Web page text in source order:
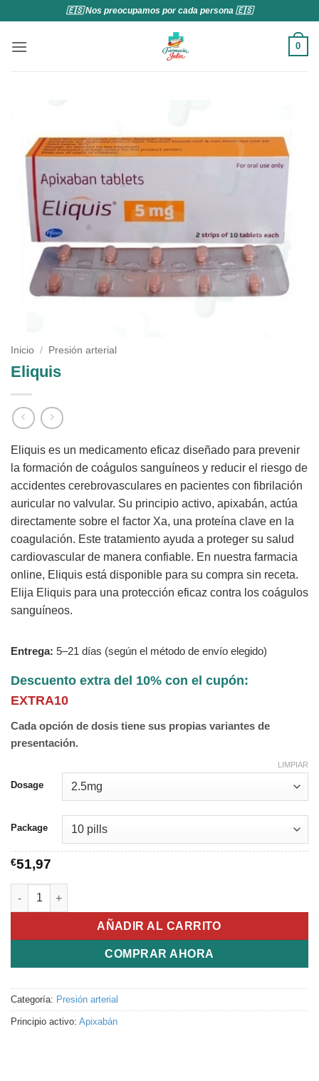
contenido
🇪🇸 Nos preocupamos por cada persona 🇪🇸
0
Inicio / Presión arterial
Eliquis
Eliquis es un medicamento eficaz diseñado para prevenir
la formación de coágulos sanguíneos y reducir el riesgo de
accidentes cerebrovasculares en pacientes con fibrilación
auricular no valvular. Su principio activo, apixabán, actúa
directamente sobre el factor Xa, una proteína clave en la
coagulación. Este tratamiento ayuda a proteger su salud
cardiovascular de manera confiable. En nuestra farmacia
online, Eliquis está disponible para su compra sin receta.
Elija Eliquis para una protección eficaz contra los coágulos
sanguíneos.
Entrega: 5–21 días (según el método de envío elegido)
Descuento extra del 10% con el cupón:
EXTRA10
Cada opción de dosis tiene sus propias variantes de
presentación.
Dosage
Package
LIMPIAR
€51,97
Eliquis cantidad
AÑADIR AL CARRITO
COMPRAR AHORA
Categoría: Presión arterial
Principio activo: Apixabán